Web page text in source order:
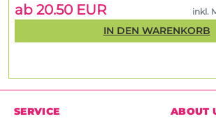
ab 20.50 EUR
inkl.
IN DEN WARENKORB
SERVICE ABOUT